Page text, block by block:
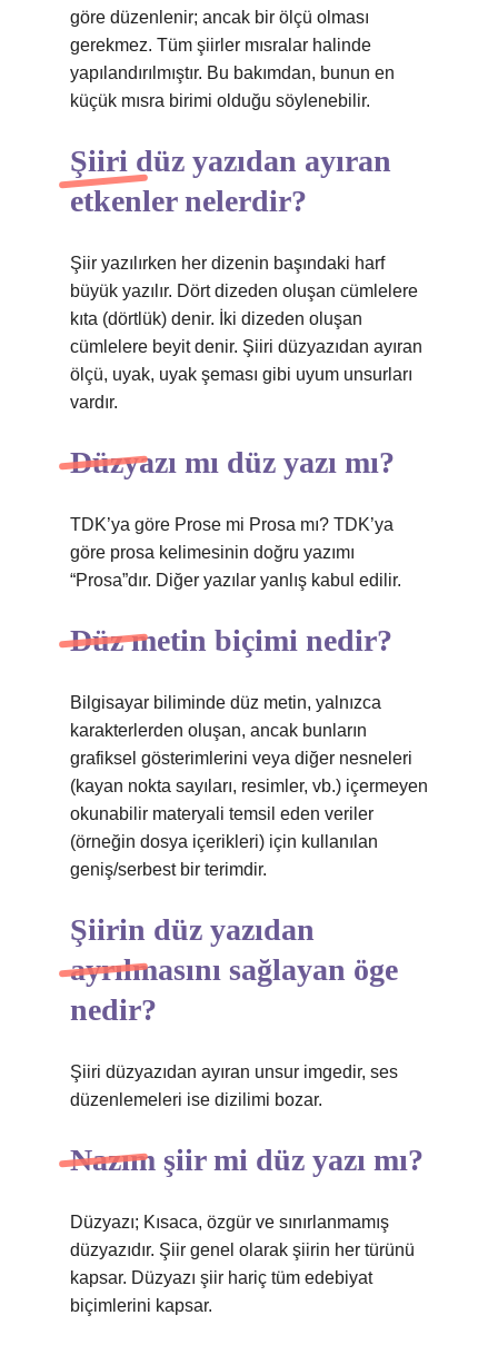
göre düzenlenir; ancak bir ölçü olması
gerekmez. Tüm şiirler mısralar halinde
yapılandırılmıştır. Bu bakımdan, bunun en
küçük mısra birimi olduğu söylenebilir.
Şiiri düz yazıdan ayıran
etkenler nelerdir?
Şiir yazılırken her dizenin başındaki harf
büyük yazılır. Dört dizeden oluşan cümlelere
kıta (dörtlük) denir. İki dizeden oluşan
cümlelere beyit denir. Şiiri düzyazıdan ayıran
ölçü, uyak, uyak şeması gibi uyum unsurları
vardır.
Düzyazı mı düz yazı mı?
TDK’ya göre Prose mi Prosa mı? TDK’ya
göre prosa kelimesinin doğru yazımı
“Prosa”dır. Diğer yazılar yanlış kabul edilir.
Düz metin biçimi nedir?
Bilgisayar biliminde düz metin, yalnızca
karakterlerden oluşan, ancak bunların
grafiksel gösterimlerini veya diğer nesneleri
(kayan nokta sayıları, resimler, vb.) içermeyen
okunabilir materyali temsil eden veriler
(örneğin dosya içerikleri) için kullanılan
geniş/serbest bir terimdir.
Şiirin düz yazıdan
ayrılmasını sağlayan öge
nedir?
Şiiri düzyazıdan ayıran unsur imgedir, ses
düzenlemeleri ise dizilimi bozar.
Nazım şiir mi düz yazı mı?
Düzyazı; Kısaca, özgür ve sınırlanmamış
düzyazıdır. Şiir genel olarak şiirin her türünü
kapsar. Düzyazı şiir hariç tüm edebiyat
biçimlerini kapsar.